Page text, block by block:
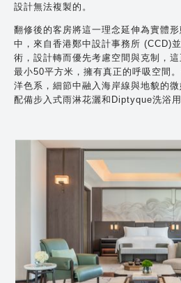
設計無法複製的。
翻修後的客房將這一理念延伸為實體
中，來自香港鄭中設計事務所 (CCD)
術，設計轉而優先考慮空間與克制，
最小50平方米，擁有真正的呼吸空間
洋色系，細節中融入海岸線與地貌的
配備步入式雨淋花灑和Diptyque洗浴用